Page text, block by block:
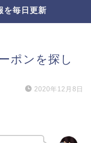
を毎日更新
ポンを探し
2020年12月8日